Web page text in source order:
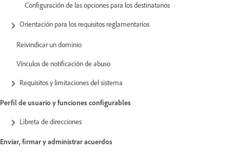
Configuración de las opciones para los destinatarios
Orientación para los requisitos reglamentarios
Reivindicar un dominio
Vínculos de notificación de abuso
Requisitos y limitaciones del sistema
Perfil de usuario y funciones configurables
Libreta de direcciones
Enviar, firmar y administrar acuerdos